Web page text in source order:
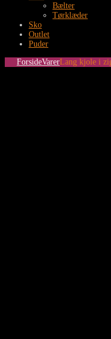
Bælter
Tørklæder
Sko
Outlet
Puder
ForsideVarerLang kjole i